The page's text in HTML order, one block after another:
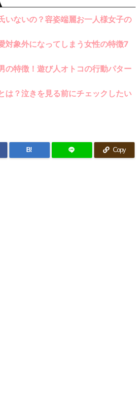
いないの？容姿端麗お一人様女子の
対象外になってしまう女性の特徴7
の特徴！遊び人オトコの行動パター
は？泣きを見る前にチェックしたい
B! Copy